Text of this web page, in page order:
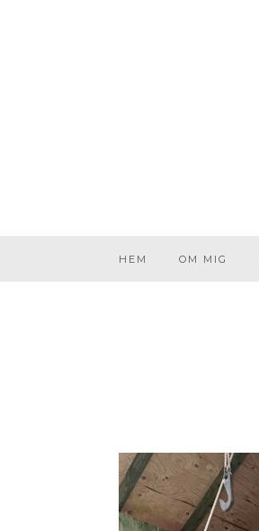
HEM OM MIG